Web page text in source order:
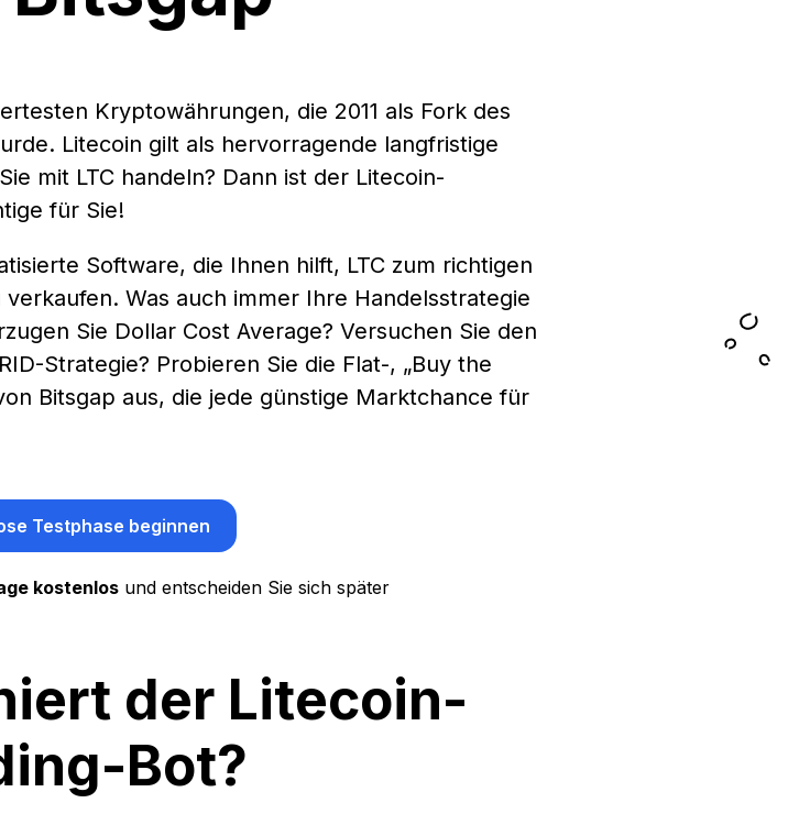
Kryptowährungen, die 2011 als Fork des
Litecoin gilt als hervorragende langfristige
mit LTC handeln? Dann ist der Litecoin-
für Sie!
Software, die Ihnen hilft, LTC zum richtigen
Was auch immer Ihre Handelsstrategie
Sie Dollar Cost Average? Versuchen Sie den
Strategie? Probieren Sie die Flat-, „Buy the
Bitsgap aus, die jede günstige Marktchance für
Testphase beginnen
kostenlos und entscheiden Sie sich später
der Litecoin-
Bot?